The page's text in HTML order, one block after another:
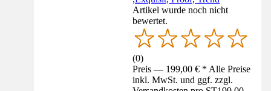
Artikel wurde noch nicht
bewertet.
(0)
Preis — 199,00 € * Alle Preise
inkl. MwSt. und ggf. zzgl.